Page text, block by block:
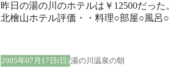
昨日の湯の川のホテルは￥12500だった。
北檜山ホテル評価・・料理○部屋○風呂○
2005年07月17日(日)湯の川温泉の朝